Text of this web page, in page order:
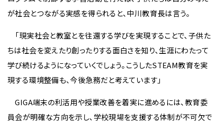
が社会とつながる実感を得られると、中川教育長は言う。
「現実社会と教室とを往還する学びを実現することで、子供た
ちは社会を変えたり創ったりする面白さを知り、生涯にわたって
学び続けるようになっていくでしょう。こうしたSTEAM教育を実
現する環境整備も、今後急務だと考えています」
GIGA端末の利活用や授業改善を着実に進めるには、教育委
員会が明確な方向を示し、学校現場を支援する体制が不可欠で